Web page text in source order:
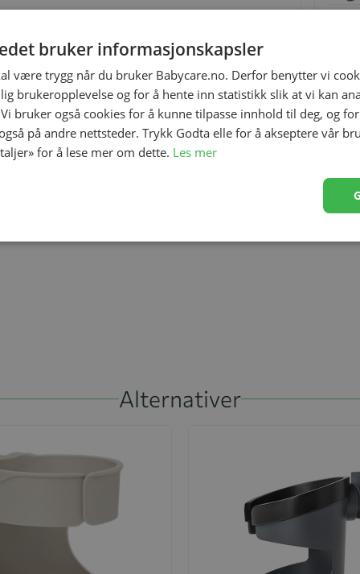
er veldig stabil og har en brakett med 6 forskjellige
på turen! Koppholderen kan festes til 6
for å feste to koppholdere: en til forelderen og en til
Alternativer
bruker informasjonskapsler
være trygg når du bruker Babycare.no. Derfor benytter vi
brukeropplevelse og for å hente inn statistikk slik at vi kan
bruker også cookies for å kunne tilpasse innhold til deg, og
på andre nettsteder. Trykk Godta elle for å akseptere vår
for å lese mer om dette. Les mer